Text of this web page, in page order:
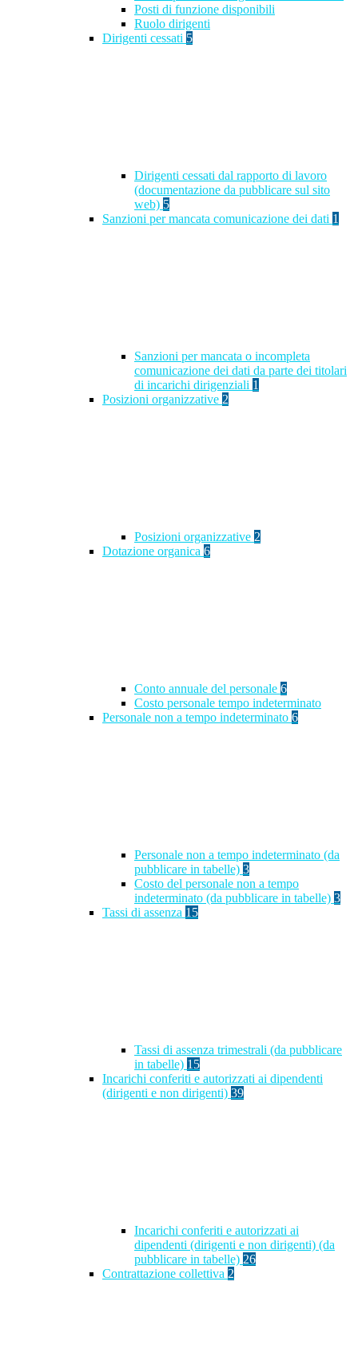
Posti di funzione disponibili
Ruolo dirigenti
Dirigenti cessati 5
Dirigenti cessati dal rapporto di lavoro
(documentazione da pubblicare sul sito
web) 5
Sanzioni per mancata comunicazione dei dati 1
Sanzioni per mancata o incompleta
comunicazione dei dati da parte dei titolari
di incarichi dirigenziali 1
Posizioni organizzative 2
Posizioni organizzative 2
Dotazione organica 6
Conto annuale del personale 6
Costo personale tempo indeterminato
Personale non a tempo indeterminato 6
Personale non a tempo indeterminato (da
pubblicare in tabelle) 3
Costo del personale non a tempo
indeterminato (da pubblicare in tabelle) 3
Tassi di assenza 15
Tassi di assenza trimestrali (da pubblicare
in tabelle) 15
Incarichi conferiti e autorizzati ai dipendenti
(dirigenti e non dirigenti) 39
Incarichi conferiti e autorizzati ai
dipendenti (dirigenti e non dirigenti) (da
pubblicare in tabelle) 26
Contrattazione collettiva 2